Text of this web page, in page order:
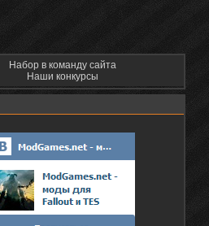
Набор в команду сайта
Наши конкурсы